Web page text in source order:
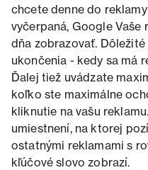
chcete denne do
vyčerpaná, Google Vaše
dňa zobrazovať.
ukončenia - kedy sa má
Ďalej tiež uvádzate
koľko ste maximálne
kliknutie na vašu
umiestnení, na ktorej
ostatnými reklamami s
kľúčové slovo zobrazí.